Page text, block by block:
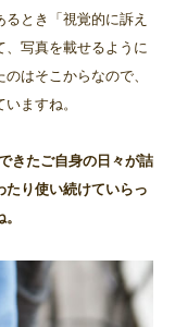
とき「視覚的に訴え
、写真を載せるように
はそこからなので、
ますね。
きたご自身の日々が詰
たり使い続けていらっ